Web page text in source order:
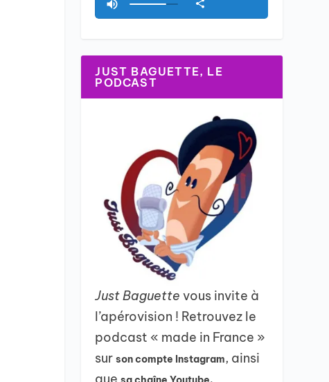
JUST BAGUETTE, LE
PODCAST
Just Baguettevous invite à
l’apérovision ! Retrouvez le
podcast « made in France »
surson compte Instagram, ainsi